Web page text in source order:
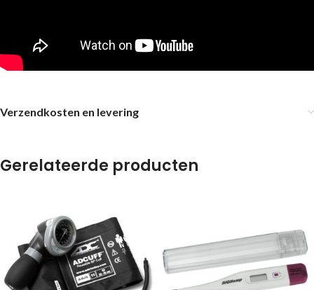
Verzendkosten en levering
Gerelateerde producten